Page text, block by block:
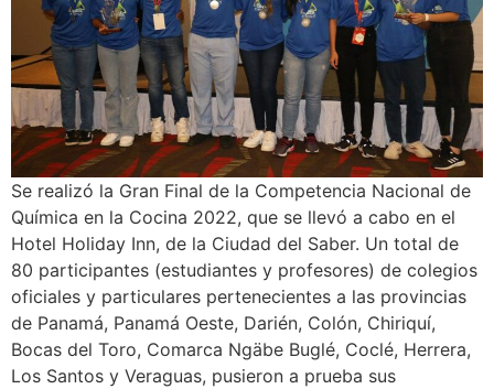
Se realizó la Gran Final de la Competencia Nacional de
Química en la Cocina 2022, que se llevó a cabo en el
Hotel Holiday Inn, de la Ciudad del Saber. Un total de
80 participantes (estudiantes y profesores) de colegios
oficiales y particulares pertenecientes a las provincias
de Panamá, Panamá Oeste, Darién, Colón, Chiriquí,
Bocas del Toro, Comarca Ngäbe Buglé, Coclé, Herrera,
Los Santos y Veraguas, pusieron a prueba sus